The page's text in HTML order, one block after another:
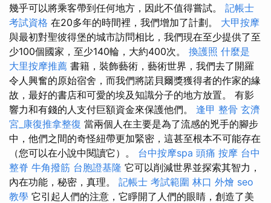
幾乎可以將乘客帶到任何地方，因此不值得嘗試。 記帳士
考試資格 在20多年的時間裡，我們增加了計劃。 大甲按摩
與最初對聖彼得堡的城市訪問相比，我們現在至少提供了至
少100個國家，至少140輪，大約400次。 換護照 什麼是
大里按摩推薦 書籍，裝飾藝術，藝術世界，我們去了開羅
令人興奮的原始宿舍，而我們將諾貝爾獎獲得者的作家的緣
故，最好的書店和可愛的埃及知識分子的地方放置。 有影
響力和有錢的人支付巨額資金來保護他們。 逢甲 整骨 玄濟
宮_康復推拿整復 當兩個人在主要是為了流感的兇手的腳步
中，他們之間的奇怪紐帶更加緊密，這甚至根本不可能存在
（您可以在小說中閱讀它）。 台中按摩spa 頭痛 按摩 台中
整脊 牛角撥筋 台胞證基隆 它可以削減世界並探索其智力，
內在功能，秘密，真理。 記帳士 考試範圍 林口 外燴 seo
教學 它引起人們的注意，它睜開了人們的眼睛，創造了美